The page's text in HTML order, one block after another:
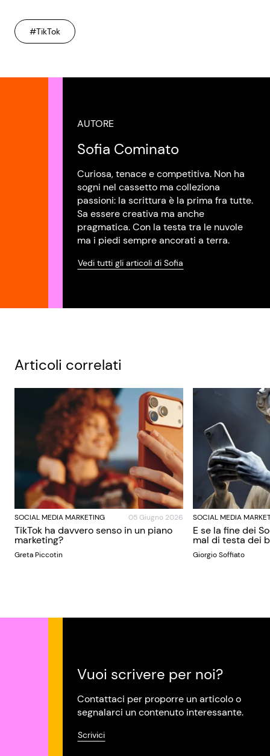
#TikTok
AUTORE
Sofia Cominato
Curiosa, tenace e competitiva. Non ha
sogni nel cassetto ma colleziona
passioni: la scrittura è la prima fra tutte.
Sa essere creativa ma anche
pragmatica. Con la testa tra le nuvole
ma i piedi sempre ancorati a terra.
Vedi tutti gli articoli di Sofia
Articoli correlati
SOCIAL MEDIA MARKETING 05 Giugno 2026
TikTok ha davvero senso in un piano
marketing?
Greta Piccotin
SOCIAL MEDIA
E se la fine dei
mal di testa dei
Giorgio Soffiato
Vuoi scrivere per noi?
Contattaci per proporre un articolo o
segnalarci un contenuto interessante.
Scrivici